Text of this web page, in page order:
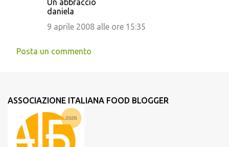
Un abbraccio
daniela
9 aprile 2008 alle ore 15:35
Posta un commento
ASSOCIAZIONE ITALIANA FOOD BLOGGER